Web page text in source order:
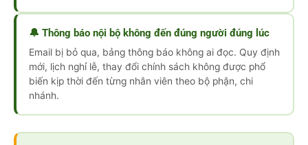
🔔 Thông báo nội bộ không đến đúng người đúng lúc
Email bị bỏ qua, bảng thông báo không ai đọc. Quy định
mới, lịch nghỉ lễ, thay đổi chính sách không được phổ
biến kịp thời đến từng nhân viên theo bộ phận, chi
nhánh.